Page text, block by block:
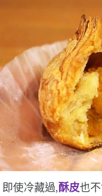
即使冷藏過,酥皮也